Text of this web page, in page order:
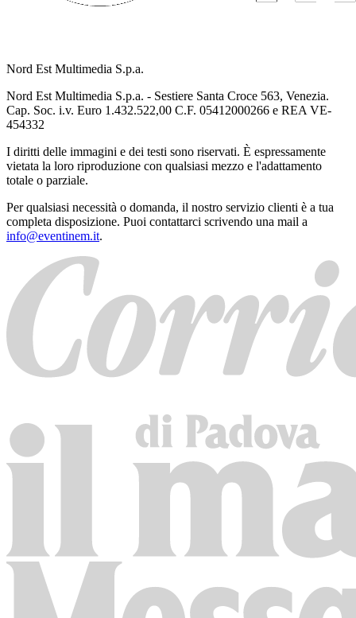
Nord Est Multimedia S.p.a.
Nord Est Multimedia S.p.a. - Sestiere Santa Croce 563, Venezia.
Cap. Soc. i.v. Euro 1.432.522,00 C.F. 05412000266 e REA VE-
454332
I diritti delle immagini e dei testi sono riservati. È espressamente
vietata la loro riproduzione con qualsiasi mezzo e l'adattamento
totale o parziale.
Per qualsiasi necessità o domanda, il nostro servizio clienti è a tua
completa disposizione. Puoi contattarci scrivendo una mail a
info@eventinem.it.